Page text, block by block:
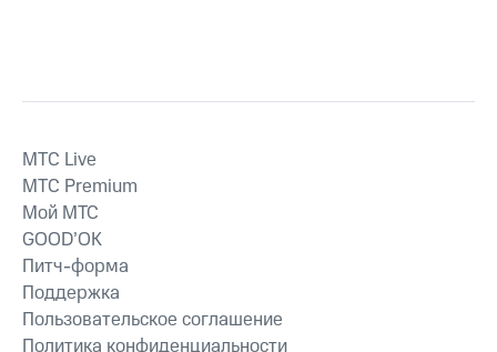
MTС Live
MTС Premium
Мой МТС
GOOD’OK
Питч-форма
Поддержка
Пользовательское соглашение
Политика конфиденциальности